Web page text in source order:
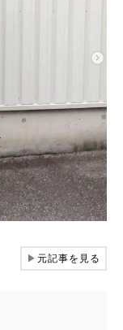
▶元記事を見る